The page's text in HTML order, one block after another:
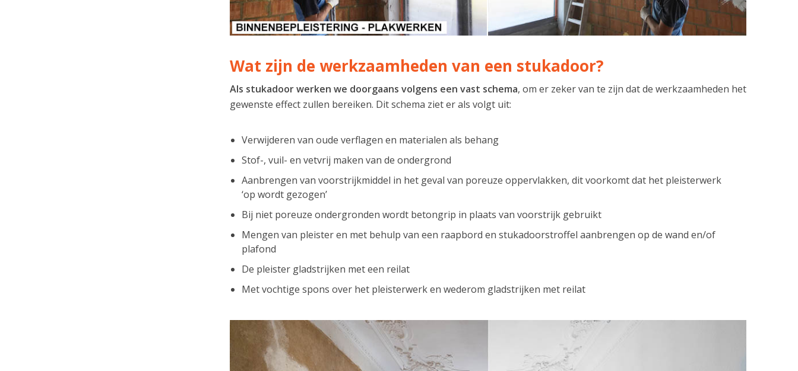
Wat zijn de werkzaamheden van een stukadoor?
Als stukadoor werken we doorgaans volgens een vast schema, om er zeker van te zijn dat de werkzaamheden het
gewenste effect zullen bereiken. Dit schema ziet er als volgt uit:
Verwijderen van oude verflagen en materialen als behang
Stof-, vuil- en vetvrij maken van de ondergrond
Aanbrengen van voorstrijkmiddel in het geval van poreuze oppervlakken, dit voorkomt dat het pleisterwerk
‘op wordt gezogen’
Bij niet poreuze ondergronden wordt betongrip in plaats van voorstrijk gebruikt
Mengen van pleister en met behulp van een raapbord en stukadoorstroffel aanbrengen op de wand en/of
plafond
De pleister gladstrijken met een reilat
Met vochtige spons over het pleisterwerk en wederom gladstrijken met reilat